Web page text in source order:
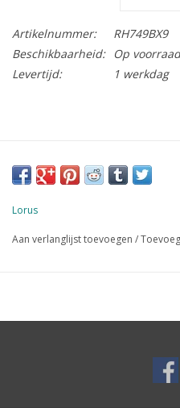
Artikelnummer:
RH749BX9
Beschikbaarheid:
Op voorraad
Levertijd:
1 werkdag
Lorus
Aan verlanglijst toevoegen /